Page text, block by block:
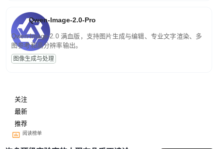
Qwen-Image-2.0-Pro
Qwen-Image-2.0 满血版，支持图片生成与编辑、专业文字渲染、多
图参考和高分辨率输出。
图像生成与处理
关注
最新
推荐
阅读榜单